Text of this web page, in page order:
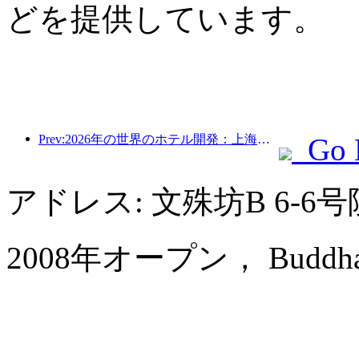
どを提供しています。
Prev:2026年の世界のホテル開発：上海が新規客室増設で首位
Go
アドレス: 文殊坊B 6-6
2008年オープン，